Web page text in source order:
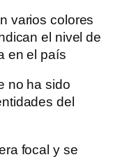
varios colores
el nivel de
en el país
no ha sido
del
focal y se